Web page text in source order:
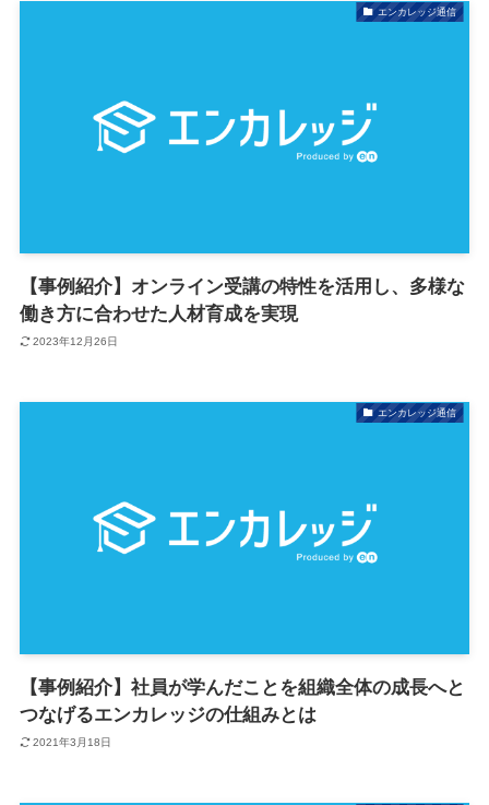
エンカレッジ通信
【事例紹介】オンライン受講の特性を活用し、多様な
働き方に合わせた人材育成を実現
2023年12月26日
エンカレッジ通信
【事例紹介】社員が学んだことを組織全体の成長へと
つなげるエンカレッジの仕組みとは
2021年3月18日